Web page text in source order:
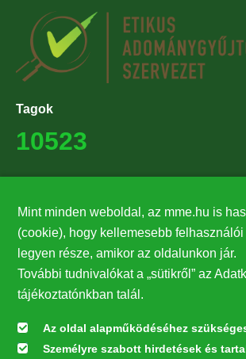
Tagok
10523
27224
Hírlevél feliratkozás
Értesüljön elsőként legfrissebb híreinkről,
Feliratkozás
Mint minden weboldal, az mme.hu is
(cookie), hogy kellemesebb
legyen része, amikor az oldalunkon jár.
További tudnivalókat a „sütikről” az
tájékoztatónkban talál.
Az oldal alapműködéséhez
Személyre szabott hirdetések és